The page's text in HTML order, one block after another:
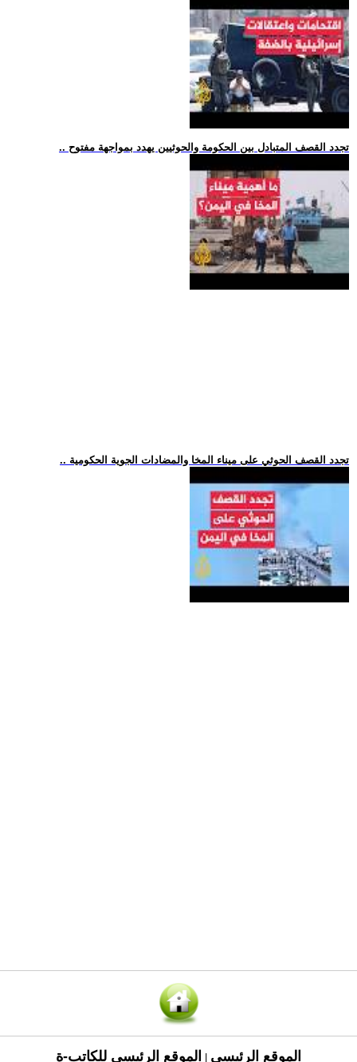
.. تجدد القصف المتبادل بين الحكومة والحوثيين يهدد بمواجهة مفتوح
.. تجدد القصف الحوثي على ميناء المخا والمضادات الجوية الحكومية
الموقع الرئيسي الموقع الرئيسي للكاتب-ة